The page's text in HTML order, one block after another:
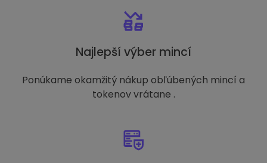
Najlepší výber mincí
Ponúkame okamžitý nákup obľúbených mincí a
tokenov vrátane .